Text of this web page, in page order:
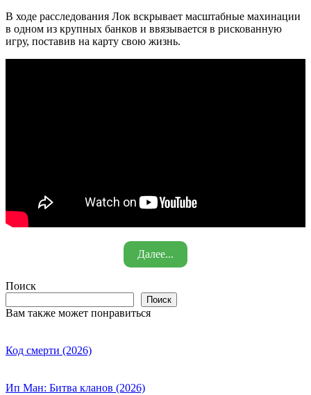
В ходе расследования Лок вскрывает масштабные махинации
в одном из крупных банков и ввязывается в рискованную
игру, поставив на карту свою жизнь.
Далее...
Поиск
Поиск
Вам также может понравиться
Код смерти (2026)
Ип Ман: Битва кланов (2026)